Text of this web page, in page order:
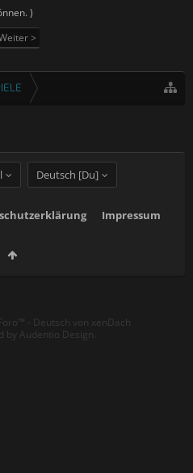
)
>
Deutsch [Du]
Impressum
- Deutsch von xenDach
by Audentio Design.